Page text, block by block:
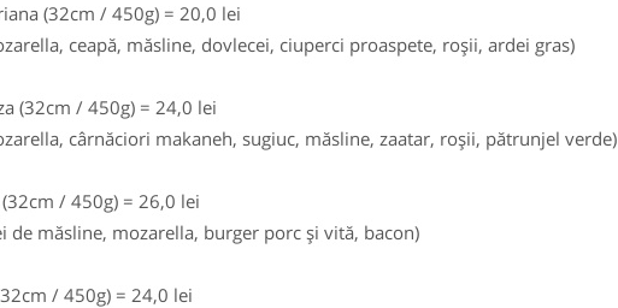
(32cm / 450g) = 20,0 lei
ceapă, măsline, dovlecei, ciuperci proaspete, roşii, ardei gras)
(32cm / 450g) = 24,0 lei
cârnăciori makaneh, sugiuc, măsline, zaatar, roşii, pătrunjel verde)
/ 450g) = 26,0 lei
de măsline, mozarella, burger porc şi vită, bacon)
/ 450g) = 24,0 lei